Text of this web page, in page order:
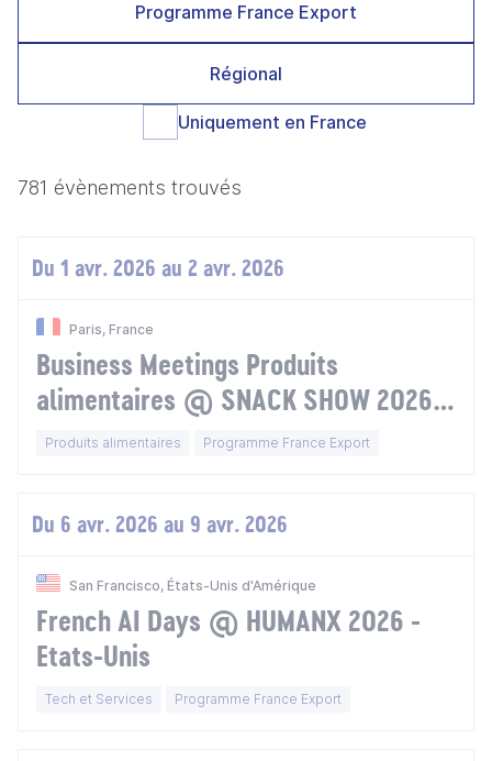
Programme France Export
Régional
Uniquement en France
781 évènements trouvés
Du 1 avr. 2026 au 2 avr. 2026
Paris, France
Business Meetings Produits
alimentaires @ SNACK SHOW 2026 -
Europe
Produits alimentaires Programme France Export
Du 6 avr. 2026 au 9 avr. 2026
San Francisco, États-Unis d'Amérique
French AI Days @ HUMANX 2026 -
Etats-Unis
Tech et Services Programme France Export